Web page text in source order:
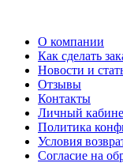
О компании
Как сделать
Новости и
Отзывы
Контакты
Личный
Политика
Условия
Согласие на